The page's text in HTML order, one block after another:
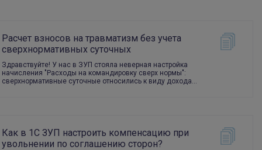
Расчет взносов на травматизм без учета
сверхнормативных суточных
Здравствуйте! У нас в ЗУП стояла неверная настройка
начисления "Расходы на командировку сверх нормы":
сверхнормативные суточные относились к виду дохода…
Как в 1С ЗУП настроить компенсацию при
увольнении по соглашению сторон?